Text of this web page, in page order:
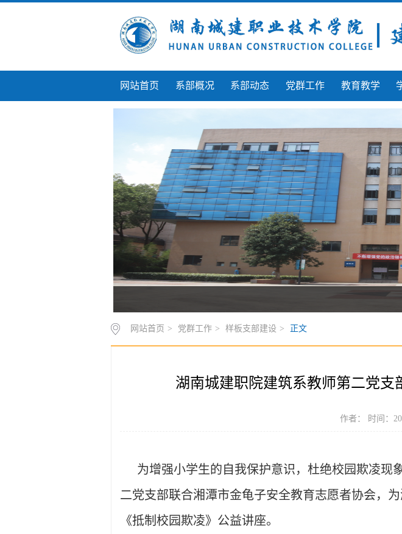
网站首页 系部概况 系部动态 党群工作 教育教学
网站首页 > 党群工作 > 样板支部建设 > 正文
湖南城建职院建筑系教师第二党
作者： 时间：
为增强小学生的自我保护意识，杜绝校园欺凌现象
二党支部联合湘潭市金龟子安全教育志愿者协会，
《抵制校园欺凌》公益讲座。